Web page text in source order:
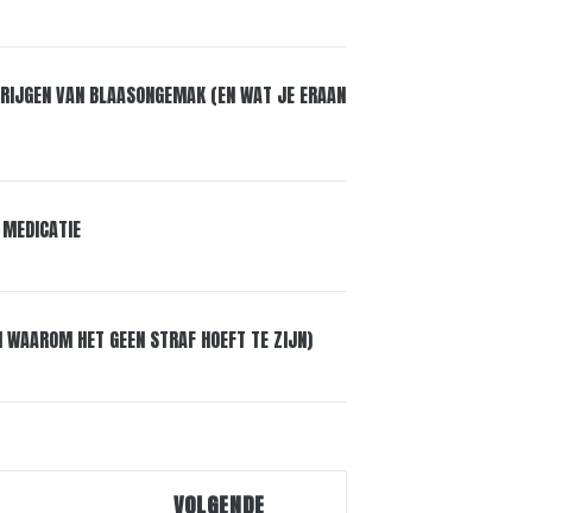
VAN BLAASONGEMAK (EN WAT JE ERAAN
HET GEEN STRAF HOEFT TE ZIJN)
VOLGENDE